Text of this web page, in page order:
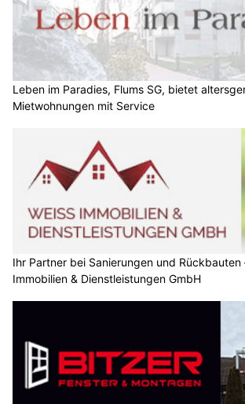
Leben im Paradies, Flums SG, bietet
Mietwohnungen mit Service
Ihr Partner bei Sanierungen und Rückbauten
Immobilien & Dienstleistungen GmbH